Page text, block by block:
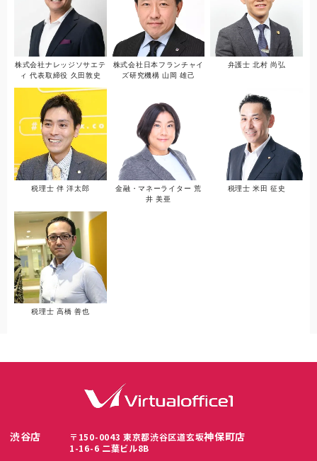
株式会社ナレッジソサエテ
ィ 代表取締役 久田敦史
株式会社日本フランチャイ
ズ研究機構 山岡 雄己
弁護士 北村 尚弘
税理士 伴 洋太郎
金融・マネーライター 荒
井 美亜
税理士 米田 征史
税理士 高橋 善也
渋谷店
〒150-0043 東京都渋谷区道玄坂
1-16-6 二葉ビル8B
神保町店